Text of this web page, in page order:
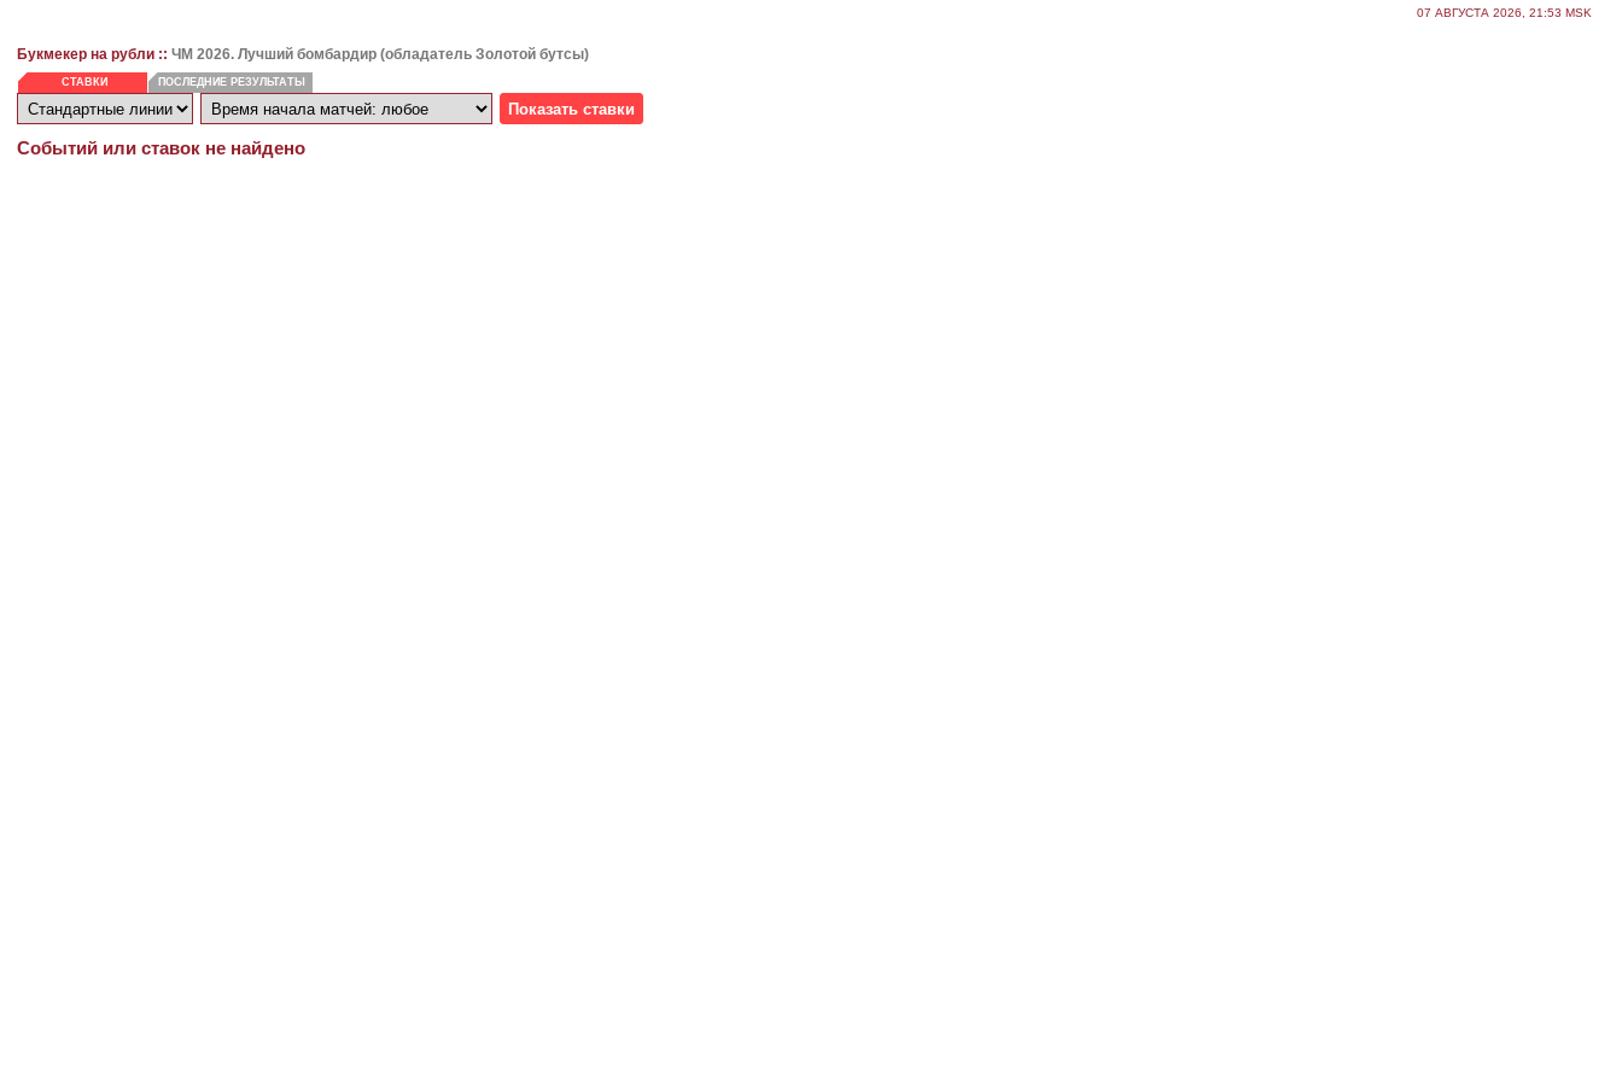
07 АВГУСТА 2026, 21:53 MSK
Букмекер на рубли :: ЧМ 2026. Лучший бомбардир (обладатель Золотой бутсы)
СТАВКИ ПОСЛЕДНИЕ РЕЗУЛЬТАТЫ
Событий или ставок не найдено